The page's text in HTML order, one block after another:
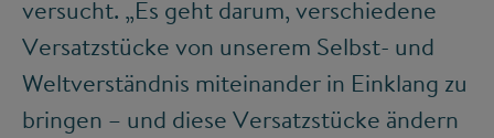
versucht. „Es geht darum, verschiedene
Versatzstücke von unserem Selbst- und
Weltverständnis miteinander in Einklang zu
bringen – und diese Versatzstücke ändern